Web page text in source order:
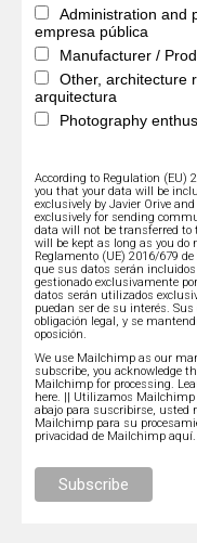
Administration and
empresa pública
Manufacturer /
Other, architecture
arquitectura
Photography
According to Regulation (EU)
you that your data will be
exclusively by Javier Orive
exclusively for sending
data will not be transferred to
will be kept as long as you do
Reglamento (UE) 2016/679
que sus datos serán
gestionado exclusivamente
datos serán utilizados
puedan ser de su interés. Sus
obligación legal, y se
oposición.
We use Mailchimp as our
subscribe, you acknowledge
Mailchimp for processing.
here. || Utilizamos Mailchimp
abajo para suscribirse, usted
Mailchimp para su
privacidad de Mailchimp aquí.